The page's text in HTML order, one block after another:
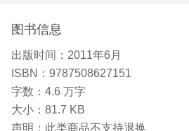
图书信息
出版时间： 2011年6月
ISBN： 9787508627151
字数： 4.6 万字
大小： 81.7 KB
声明： 此类商品不支持退换